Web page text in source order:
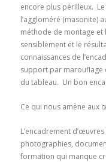
encore plus périlleux.
l’aggloméré (masonite)
méthode de montage et
sensiblement et le
connaissances de
support par marouflage
du tableau. Un bon
Ce qui nous amène aux
L’encadrement
photographies,
formation qui manque